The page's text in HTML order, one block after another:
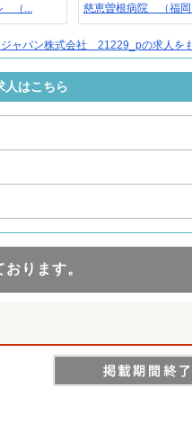
（...
慈恵曽根病院 （福岡
ジャパン株式会社 21229_pの求人を
はこちら
ります。